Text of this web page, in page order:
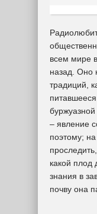
всем мире
назад. Оно
традиций,
– явление
поэтому;
какой плод
знания в
почву она